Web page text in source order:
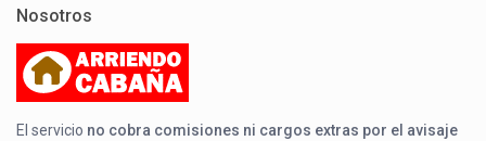
Nosotros
El servicio no cobra comisiones ni cargos extras por el avisaje